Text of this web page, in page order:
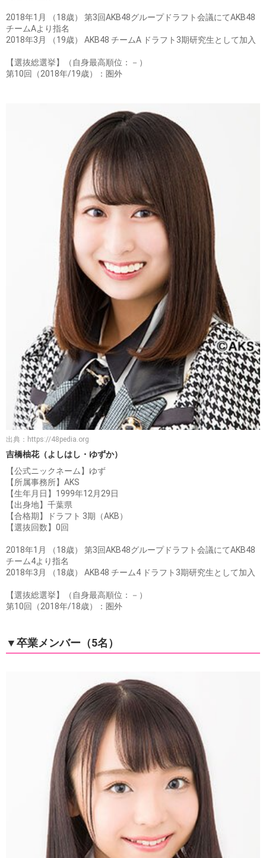
2018年1月 （18歳） 第3回AKB48グループドラフト会議にてAKB48
チームAより指名
2018年3月 （19歳） AKB48 チームA ドラフト3期研究生として加入
【選抜総選挙】（自身最高順位：－）
第10回（2018年/19歳）：圏外
出典： https://48pedia.org
吉橋柚花（よしはし・ゆずか）
【公式ニックネーム】ゆず
【所属事務所】AKS
【生年月日】1999年12月29日
【出身地】千葉県
【合格期】ドラフト 3期（AKB）
【選抜回数】0回
2018年1月 （18歳） 第3回AKB48グループドラフト会議にてAKB48
チーム4より指名
2018年3月 （18歳） AKB48 チーム4 ドラフト3期研究生として加入
【選抜総選挙】（自身最高順位：－）
第10回（2018年/18歳）：圏外
▼卒業メンバー（5名）